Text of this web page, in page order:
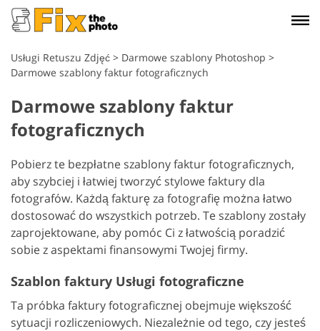
Usługi Retuszu Zdjęć > Darmowe szablony Photoshop >
Darmowe szablony faktur fotograficznych
Darmowe szablony faktur
fotograficznych
Pobierz te bezpłatne szablony faktur fotograficznych,
aby szybciej i łatwiej tworzyć stylowe faktury dla
fotografów. Każdą fakturę za fotografię można łatwo
dostosować do wszystkich potrzeb. Te szablony zostały
zaprojektowane, aby pomóc Ci z łatwością poradzić
sobie z aspektami finansowymi Twojej firmy.
Szablon faktury Usługi fotograficzne
Ta próbka faktury fotograficznej obejmuje większość
sytuacji rozliczeniowych. Niezależnie od tego, czy jesteś